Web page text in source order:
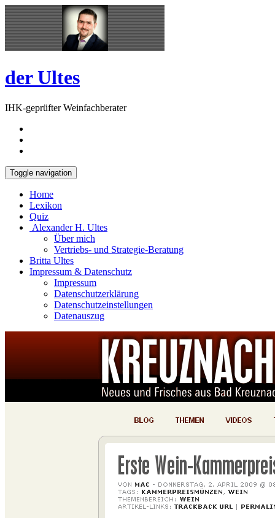
Skip
to
content
Open
Sidebar
der Ultes
IHK-geprüfter Weinfachberater
Toggle navigation
Home
Lexikon
Quiz
Alexander H. Ultes
Über mich
Vertriebs- und Strategie-Beratung
Britta Ultes
Impressum & Datenschutz
Impressum
Datenschutzerklärung
Datenschutzeinstellungen
Datenauszug